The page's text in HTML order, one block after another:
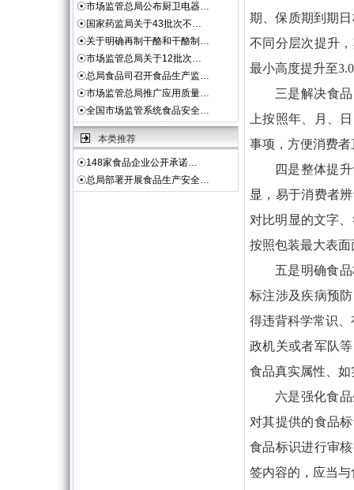
☉市场监管总局公布厨卫电器…
☉国家药监局关于43批次不…
☉关于明确再制干酪和干酪制…
☉市场监管总局关于12批次…
☉总局食品司召开食品生产监…
☉市场监管总局推广应用质量…
☉全国市场监管系统食品安全…
本类推荐
☉148家食品企业公开承诺…
☉总局部署开展食品生产安全…
期、保质期到期
不同分层次提升
最小高度提升至
三是解决食
上按照年、月、
事项，方便消费
四是整体提
显，易于消费者
对比明显的文字
按照包装最大表
五是明确食
标注涉及疾病预
得违背科学常识、
政机关或者军队
食品真实属性、
六是强化食
对其提供的食品
食品标识进行审
签内容的，应当